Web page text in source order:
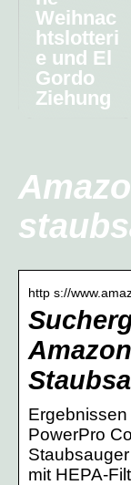
Weihnac
htslotteri
e und El
Gordo
Ziehung
http s://
PowerPro
mit HEPA-